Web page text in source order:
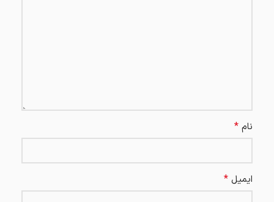
نام *
ایمیل *